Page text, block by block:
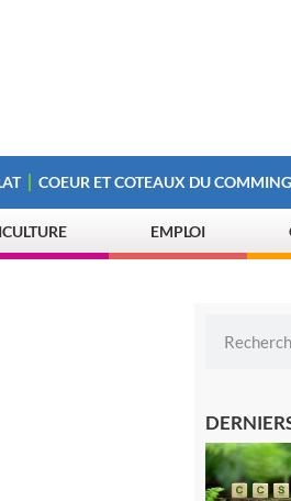
COEUR ET COTEAUX DU
EMPLOI